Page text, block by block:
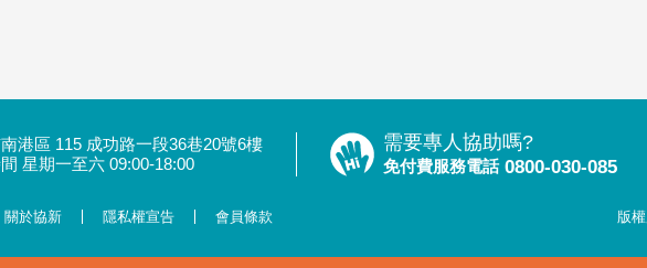
港區 115 成功路一段36巷20號6樓
星期一至六 09:00-18:00
需要專人協助嗎?
免付費服務電話 0800-030-085
關於協新 隱私權宣告 會員條款 版